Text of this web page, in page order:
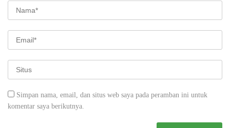
Simpan nama, email, dan situs web saya pada peramban ini untuk
komentar saya berikutnya.